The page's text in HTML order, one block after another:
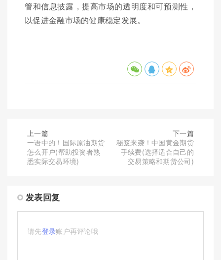
管和信息披露，提高市场的透明度和可预测性，
以促进金融市场的健康稳定发展。
上一篇
一语中的！国际原油期货
怎么开户(帮助投资者熟
悉实际交易环境)
下一篇
秘笈来袭！中国黄金期货
手续费(选择适合自己的
交易策略和期货公司)
发表回复
请先登录账户再评论哦